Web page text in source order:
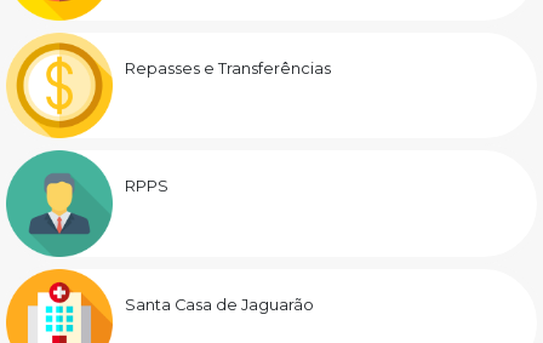
Repasses e Transferências
RPPS
Santa Casa de Jaguarão